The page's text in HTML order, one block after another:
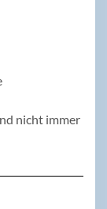
nicht immer